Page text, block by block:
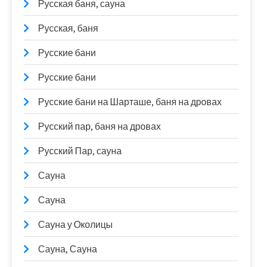
Русская баня, сауна
Русская, баня
Русские бани
Русские бани
Русские бани на Шарташе, баня на дровах
Русский пар, баня на дровах
Русский Пар, сауна
Сауна
Сауна
Сауна у Околицы
Сауна, Сауна